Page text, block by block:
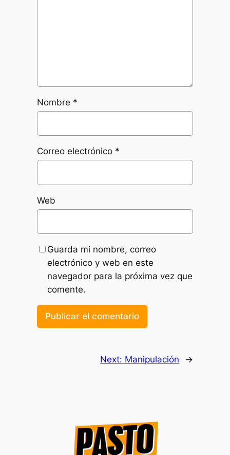
Nombre *
Correo electrónico *
Web
Guarda mi nombre, correo
electrónico y web en este
navegador para la próxima vez que
comente.
Next: Manipulación →